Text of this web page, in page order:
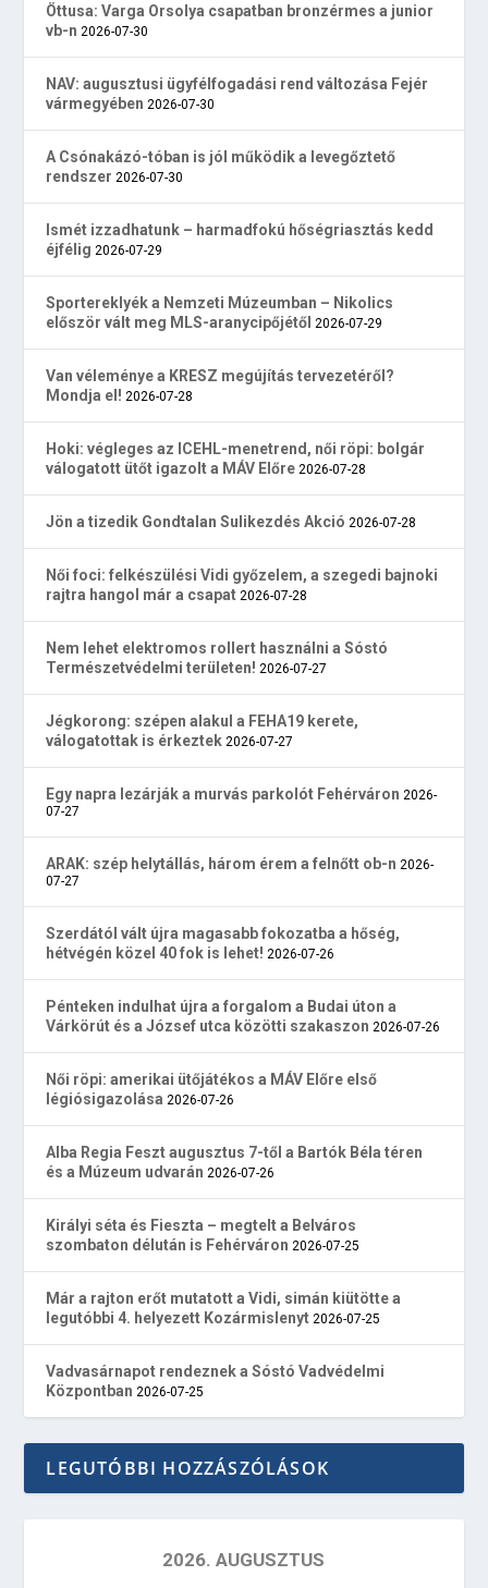
Öttusa: Varga Orsolya csapatban bronzérmes a junior
vb-n 2026-07-30
NAV: augusztusi ügyfélfogadási rend változása Fejér
vármegyében 2026-07-30
A Csónakázó-tóban is jól működik a levegőztető
rendszer 2026-07-30
Ismét izzadhatunk – harmadfokú hőségriasztás kedd
éjfélig 2026-07-29
Sportereklyék a Nemzeti Múzeumban – Nikolics
először vált meg MLS-aranycipőjétől 2026-07-29
Van véleménye a KRESZ megújítás tervezetéről?
Mondja el! 2026-07-28
Hoki: végleges az ICEHL-menetrend, női röpi: bolgár
válogatott ütőt igazolt a MÁV Előre 2026-07-28
Jön a tizedik Gondtalan Sulikezdés Akció 2026-07-28
Női foci: felkészülési Vidi győzelem, a szegedi bajnoki
rajtra hangol már a csapat 2026-07-28
Nem lehet elektromos rollert használni a Sóstó
Természetvédelmi területen! 2026-07-27
Jégkorong: szépen alakul a FEHA19 kerete,
válogatottak is érkeztek 2026-07-27
Egy napra lezárják a murvás parkolót Fehérváron 2026-
07-27
ARAK: szép helytállás, három érem a felnőtt ob-n 2026-
07-27
Szerdától vált újra magasabb fokozatba a hőség,
hétvégén közel 40 fok is lehet! 2026-07-26
Pénteken indulhat újra a forgalom a Budai úton a
Várkörút és a József utca közötti szakaszon 2026-07-26
Női röpi: amerikai ütőjátékos a MÁV Előre első
légiósigazolása 2026-07-26
Alba Regia Feszt augusztus 7-től a Bartók Béla téren
és a Múzeum udvarán 2026-07-26
Királyi séta és Fieszta – megtelt a Belváros
szombaton délután is Fehérváron 2026-07-25
Már a rajton erőt mutatott a Vidi, simán kiütötte a
legutóbbi 4. helyezett Kozármislenyt 2026-07-25
Vadvasárnapot rendeznek a Sóstó Vadvédelmi
Központban 2026-07-25
LEGUTÓBBI HOZZÁSZÓLÁSOK
2026. AUGUSZTUS